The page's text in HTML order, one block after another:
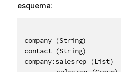
esquema:
company (String)
contact (String)
company:salesrep (List)